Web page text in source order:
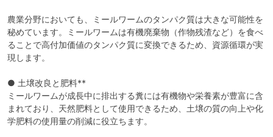
農業分野においても、ミールワームのタンパク質は大きな可能性を
秘めています。ミールワームは有機廃棄物（作物残渣など）を食べ
ることで高付加価値のタンパク質に変換できるため、資源循環が実
現します。
● 土壌改良と肥料**
ミールワームが成長中に排出する糞には有機物や栄養素が豊富に含
まれており、天然肥料として使用できるため、土壌の質の向上や化
学肥料の使用量の削減に役立ちます。